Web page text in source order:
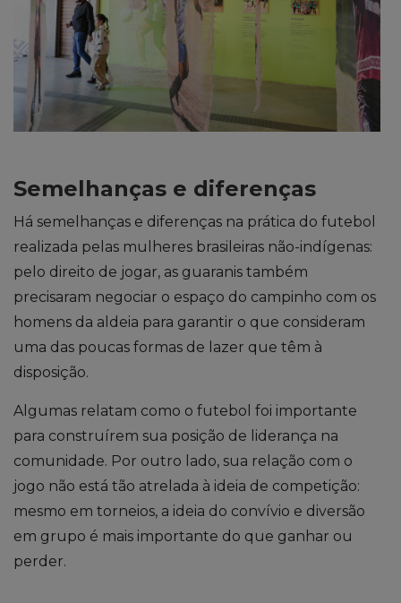
Semelhanças e diferenças
Há semelhanças e diferenças na prática do futebol
realizada pelas mulheres brasileiras não-indígenas:
pelo direito de jogar, as guaranis também
precisaram negociar o espaço do campinho com os
homens da aldeia para garantir o que consideram
uma das poucas formas de lazer que têm à
disposição.
Algumas relatam como o futebol foi importante
para construírem sua posição de liderança na
comunidade. Por outro lado, sua relação com o
jogo não está tão atrelada à ideia de competição:
mesmo em torneios, a ideia d o convívio e diversão
em grupo é mais importante do que ganhar ou
perder.